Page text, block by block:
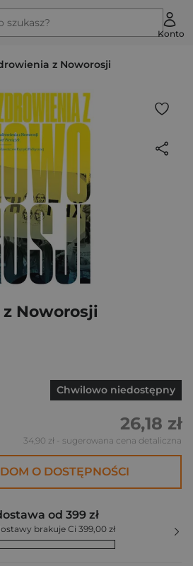
szukasz?
Konto
z Noworosji
Noworosji
Chwilowo niedostępny
26,18 zł
34,90 zł - sugerowana cena detaliczna
O DOSTĘPNOŚCI
od 399 zł
brakuje Ci 399,00 zł